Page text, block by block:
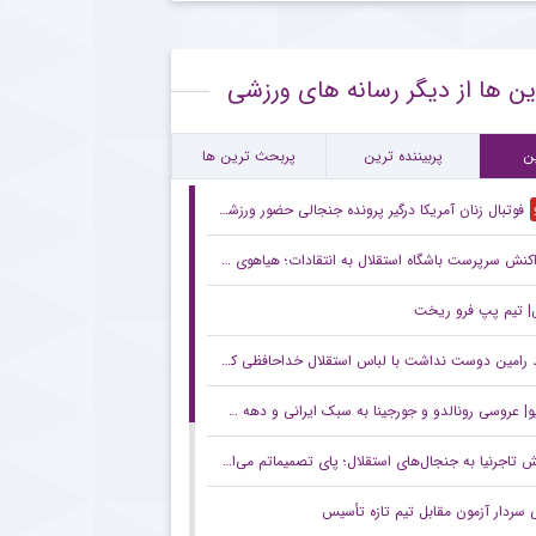
حیاتی پیشکسوت پرسپولیس به ستاره های سرخ + جزئیات
پدیده جوان لیگ برتر را شکار کرد + جزئیات
ها از دیگر رسانه های ورزشی
پربیننده ترین پربحث ترین ها
فوتبال زنان آمریکا درگیر پرونده جنجالی حضور ورزشکاران تراجنسیتی
سرپرست باشگاه استقلال به انتقادات؛ هیاهوی امروز هم می‌گذرد!
تیم پپ فرو ریخت
نداشت با لباس استقلال خداحافظی کند/ توقع چندانی از این استقلال نداریم/ این پنجره بسته حاصل شوک‌های مدیریتی است
عروسی رونالدو و جورجینا به سبک ایرانی و دهه شصت!
تاجرنیا به جنجال‌های استقلال؛ پای تصمیماتم می‌ایستم
سردار آزمون مقابل تیم تازه تأسیس